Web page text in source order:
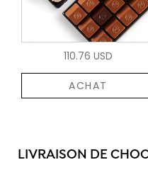
110.76 USD
ACHAT
LIVRAISON DE